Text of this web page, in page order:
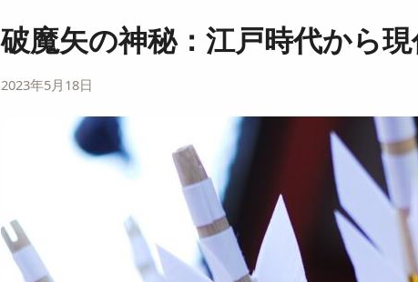
破魔矢の神秘：江戸時代から
2023年5月18日